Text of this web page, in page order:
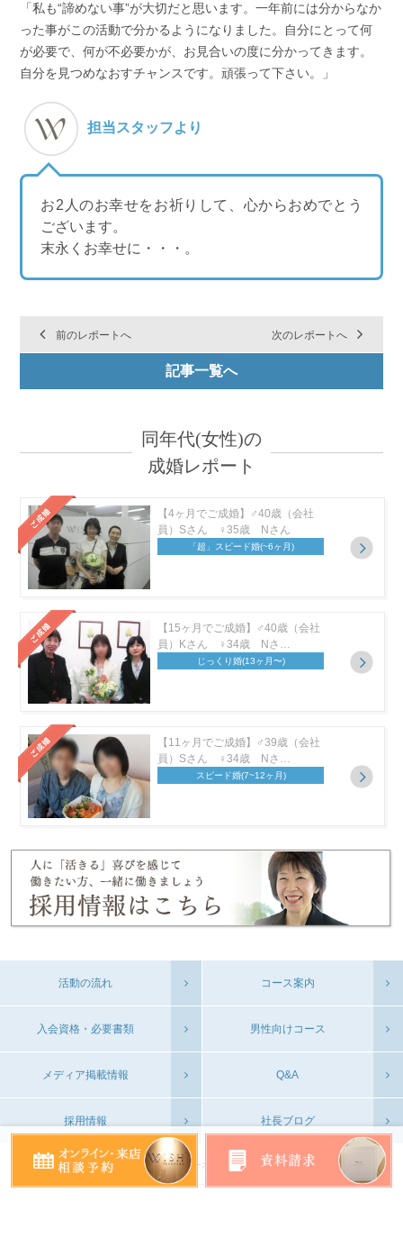
「私も“諦めない事”が大切だと思います。一年前には分からなか
った事がこの活動で分かるようになりました。自分にとって何
が必要で、何が不必要かが、お見合いの度に分かってきます。
自分を見つめなおすチャンスです。頑張って下さい。」
担当スタッフより
お2人のお幸せをお祈りして、心からおめでとう
ございます。
末永くお幸せに・・・。
前のレポートへ 次のレポートへ
記事一覧へ
同年代(女性)の
成婚レポート
【4ヶ月でご成婚】♂40歳（会社
員）Sさん ♀35歳 Nさん
「超」スピード婚(~6ヶ月)
【15ヶ月でご成婚】♂40歳（会社
員）Kさん ♀34歳 Nさ…
じっくり婚(13ヶ月〜)
【11ヶ月でご成婚】♂39歳（会社
員）Sさん ♀34歳 Nさ…
スピード婚(7~12ヶ月)
活動の流れ コース案内
入会資格・必要書類 男性向けコース
メディア掲載情報 Q&A
採用情報 社長ブログ
会社概要 プライバシーポリシー お問い合わせ
©WISH YOKOHAMA CO.,Ltd. All Rights Reserved.